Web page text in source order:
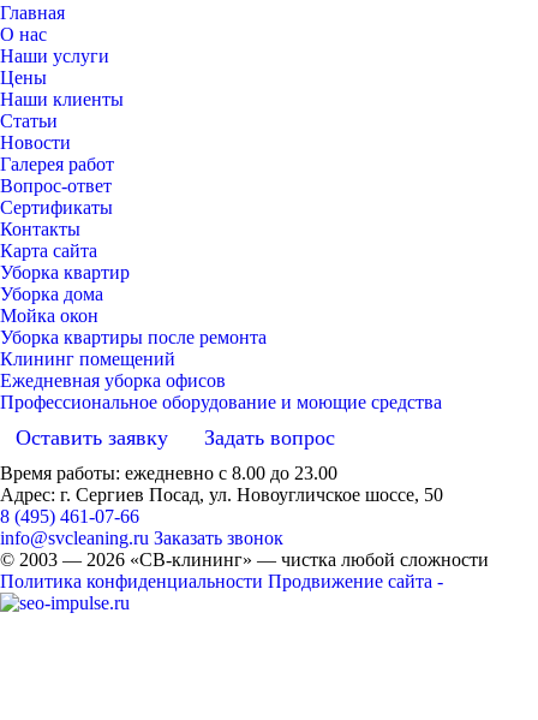
Главная
О нас
Наши услуги
Цены
Наши клиенты
Статьи
Новости
Галерея работ
Вопрос-ответ
Сертификаты
Контакты
Карта сайта
Уборка квартир
Уборка дома
Мойка окон
Уборка квартиры после ремонта
Клининг помещений
Ежедневная уборка офисов
Профессиональное оборудование и моющие средства
Оставить заявку Задать вопрос
Время работы: ежедневно с 8.00 до 23.00
Адрес: г. Сергиев Посад, ул. Новоугличское шоссе, 50
8 (495) 461-07-66
info@svcleaning.ru Заказать звонок
© 2003 — 2026 «СВ-клининг» — чистка любой сложности
Политика конфиденциальности Продвижение сайта -